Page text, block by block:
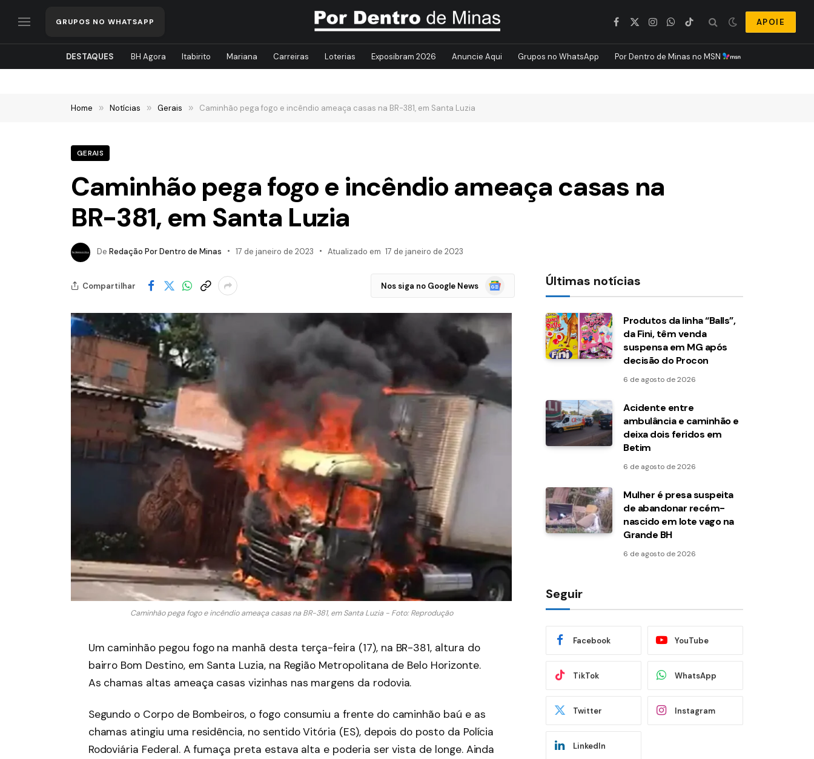
GRUPOS NO WHATSAPP Facebook
X
Instagram
WhatsApp
TikTok APOIE
DESTAQUES BH Agora Itabirito Mariana Carreiras Loterias Exposibram 2026 Anuncie Aqui Grupos no WhatsApp Por Dentro de Minas no MSN
Home » Notícias » Gerais » Caminhão pega fogo e incêndio ameaça casas na BR-381, em Santa Luzia
GERAIS
Caminhão pega fogo e incêndio ameaça casas na
BR-381, em Santa Luzia
De Redação Por Dentro de Minas 17 de janeiro de 2023 Atualizado em 17 de janeiro de 2023
Compartilhar Nos siga no Google News
Google
Notícias
Caminhão pega fogo e incêndio ameaça casas na BR-381, em Santa Luzia - Foto: Reprodução
Um caminhão pegou fogo na manhã desta terça-feira (17), na BR-381, altura do
bairro Bom Destino, em Santa Luzia, na Região Metropolitana de Belo Horizonte.
As chamas altas ameaça casas vizinhas nas margens da rodovia.
Segundo o Corpo de Bombeiros, o fogo consumiu a frente do caminhão baú e as
chamas atingiu uma residência, no sentido Vitória (ES), depois do posto da Polícia
Rodoviária Federal. A fumaça preta estava alta e poderia ser vista de longe. Ainda
Últimas notícias
Produtos da linha “Balls”,
da Fini, têm venda
suspensa em MG após
decisão do Procon
6 de agosto de 2026
Acidente entre
ambulância e caminhão e
deixa dois feridos em
Betim
6 de agosto de 2026
Mulher é presa suspeita
de abandonar recém-
nascido em lote vago na
Grande BH
6 de agosto de 2026
Seguir
Facebook YouTube
TikTok WhatsApp
Twitter Instagram
LinkedIn